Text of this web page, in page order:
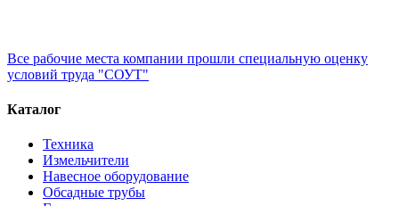
Все рабочие места компании прошли специальную оценку
условий труда "СОУТ"
Каталог
Техника
Измельчители
Навесное оборудование
Обсадные трубы